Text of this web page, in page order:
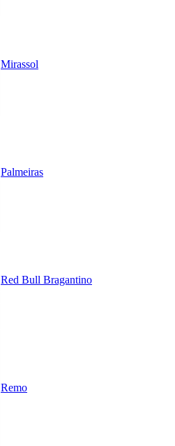
Mirassol
Palmeiras
Red Bull Bragantino
Remo